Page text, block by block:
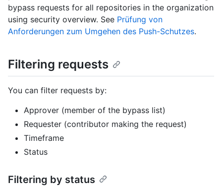
bypass requests for all repositories in the organization
using security overview. See Prüfung von
Anforderungen zum Umgehen des Push-Schutzes.
Filtering requests
You can filter requests by:
Approver (member of the bypass list)
Requester (contributor making the request)
Timeframe
Status
Filtering by status